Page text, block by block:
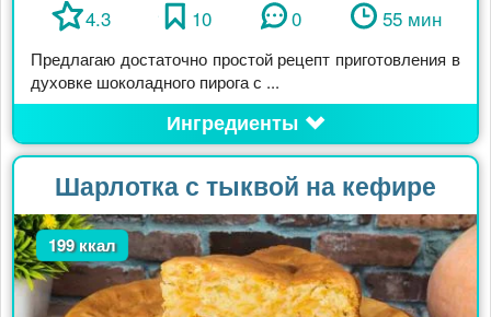
4.3 10 0 55 мин
Предлагаю достаточно простой рецепт приготовления в
духовке шоколадного пирога с ...
Ингредиенты
Шарлотка с тыквой на кефире
199 ккал